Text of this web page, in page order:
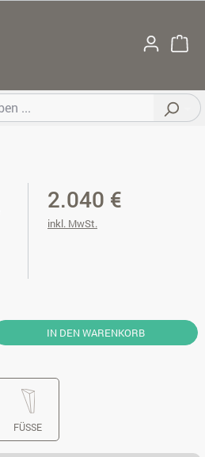
2.040 €
inkl. MwSt.
IN DEN WARENKORB
FÜSSE